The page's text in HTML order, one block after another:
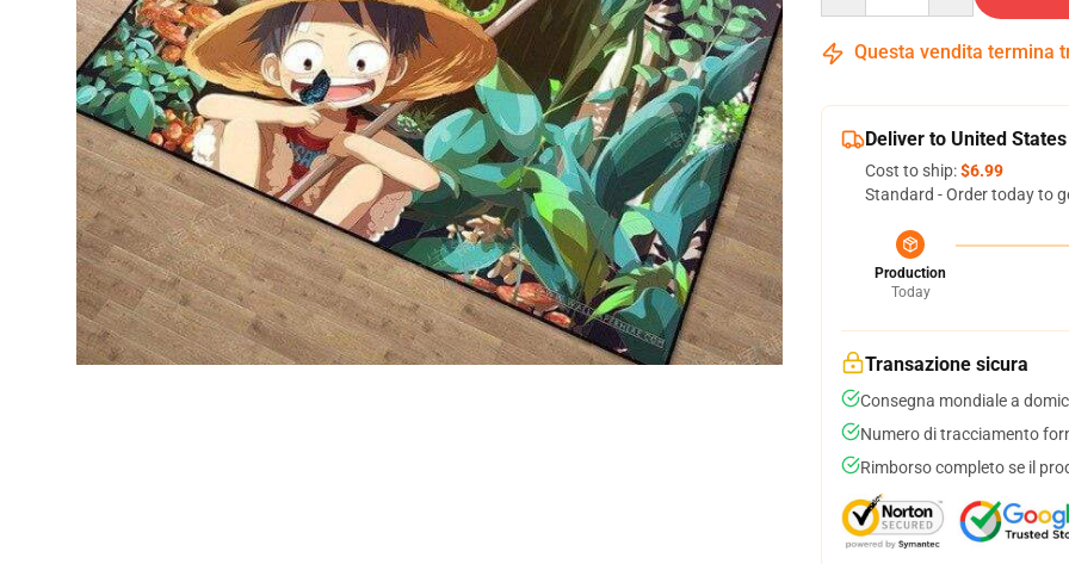
Questa vendita termina
Deliver to United States
Cost to ship:$6.99
Standard - Order today to
Production
Today
Transazione sicura
Consegna mondiale a
Numero di tracciamento
Rimborso completo se il